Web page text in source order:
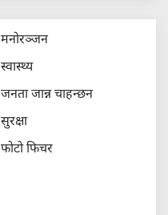
मनोरञ्जन
स्वास्थ्य
जनता जान्न चाहन्छन
सुरक्षा
फोटो फिचर